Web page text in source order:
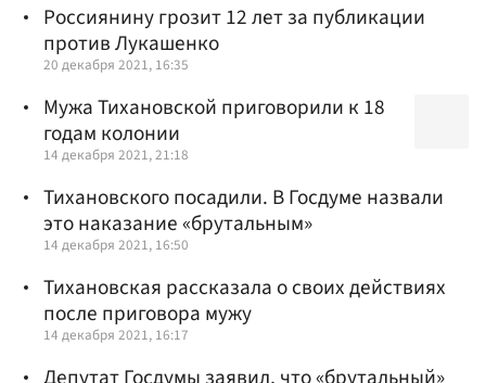
Россиянину грозит 12 лет за публикации
против Лукашенко
20 декабря 2021, 16:35
Мужа Тихановской приговорили к 18
годам колонии
14 декабря 2021, 21:18
Тихановского посадили. В Госдуме назвали
это наказание «брутальным»
14 декабря 2021, 16:50
Тихановская рассказала о своих действиях
после приговора мужу
14 декабря 2021, 16:17